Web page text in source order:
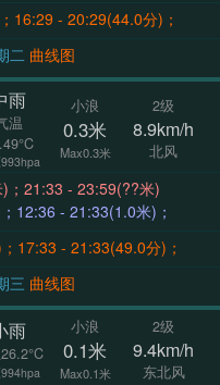
16:29 - 20:29(44.0分)；
期二 曲线图
雨
温
小浪
0.3米
Max0.3米
2级
8.9km/h
北风
米)；21:33 - 23:59(??米)
米)；12:36 - 21:33(1.0米)；
17:33 - 21:33(49.0分)；
期三 曲线图
雨 小浪
0.1米
Max0.1米
2级
9.4km/h
东北风